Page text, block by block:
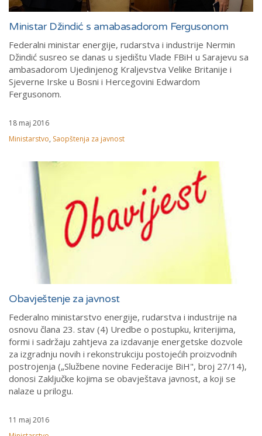
Ministar Džindić s amabasadorom Fergusonom
Federalni ministar energije, rudarstva i industrije Nermin
Džindić susreo se danas u sjedištu Vlade FBiH u Sarajevu sa
ambasadorom Ujedinjenog Kraljevstva Velike Britanije i
Sjeverne Irske u Bosni i Hercegovini Edwardom
Fergusonom.
18 maj 2016
Ministarstvo, Saopštenja za javnost
Obavještenje za javnost
Federalno ministarstvo energije, rudarstva i industrije na
osnovu člana 23. stav (4) Uredbe o postupku, kriterijima,
formi i sadržaju zahtjeva za izdavanje energetske dozvole
za izgradnju novih i rekonstrukciju postojećih proizvodnih
postrojenja („Službene novine Federacije BiH", broj 27/14),
donosi Zaključke kojima se obavještava javnost, a koji se
nalaze u prilogu.
11 maj 2016